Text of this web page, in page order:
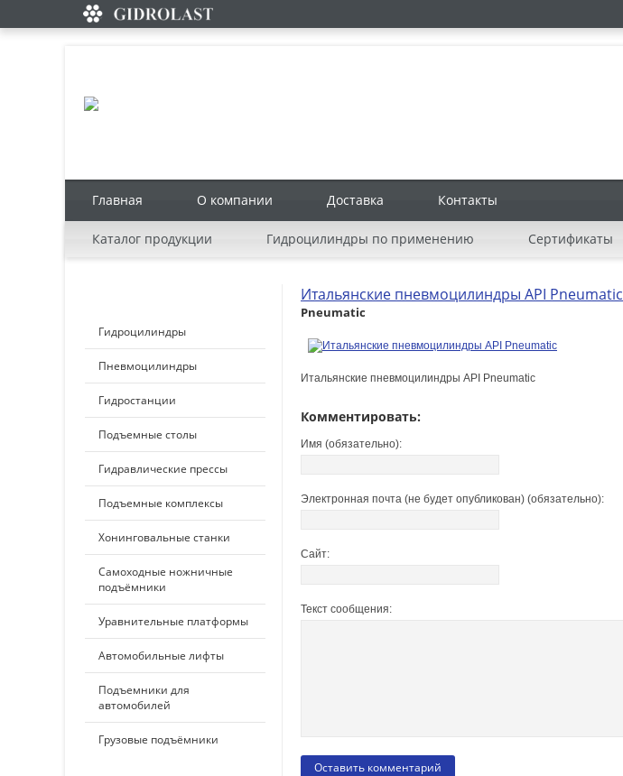
Главная О компании Доставка Контакты
Каталог продукции Гидроцилиндры по применению Сертификаты
Итальянские пневмоцилиндры API Pneumatic
Pneumatic
Итальянские пневмоцилиндры API Pneumatic
Комментировать:
Имя (обязательно):
Электронная почта (не будет опубликован) (обязательно):
Сайт:
Текст сообщения:
Гидроцилиндры
Пневмоцилиндры
Гидростанции
Подъемные столы
Гидравлические прессы
Подъемные комплексы
Хонинговальные станки
Самоходные ножничные
подъёмники
Уравнительные платформы
Автомобильные лифты
Подъемники для
автомобилей
Грузовые подъёмники